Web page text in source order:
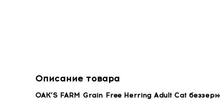
Описание товара
OAK’S FARM Grain Free Herring Adult Cat